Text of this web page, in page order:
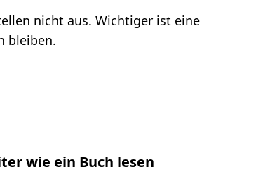
nicht aus. Wichtiger ist eine
bleiben.
wie ein Buch lesen